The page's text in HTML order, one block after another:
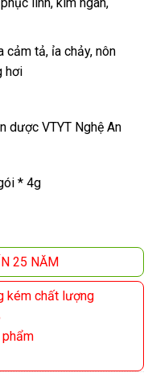
cảm tả, ỉa chảy, nôn
hơi
dược VTYT Nghệ An
* 4g
25 NĂM
kém chất lượng